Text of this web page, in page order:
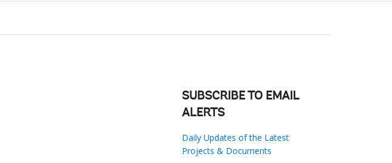
SUBSCRIBE TO EMAIL
ALERTS
Daily Updates of the Latest
Projects & Documents